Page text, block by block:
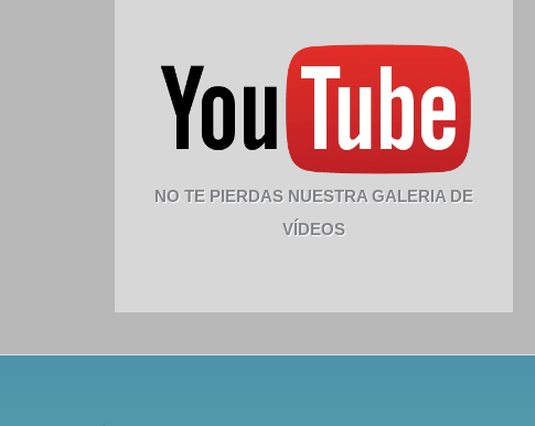
NO TE PIERDAS NUESTRA GALERIA DE
VÍDEOS